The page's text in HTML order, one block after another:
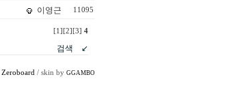
이영근 11095
[1] [2] [3] 4
Zeroboard / skin by GGAMBO